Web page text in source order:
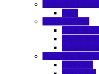
Protección Lumbar
Fajas
Protección Pies
Botas de
Zapato
Zapato
Protección
Cartuchos